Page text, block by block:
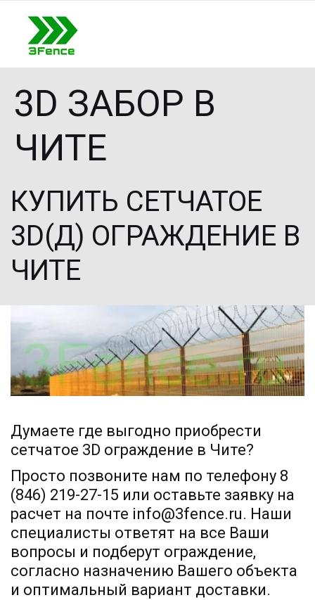
3D ЗАБОР В
ЧИТЕ
КУПИТЬ СЕТЧАТОЕ
3D(Д) ОГРАЖДЕНИЕ В
ЧИТЕ
Думаете где выгодно приобрести
сетчатое 3D ограждение в Чите?
Просто позвоните нам по телефону 8
(846) 219-27-15 или оставьте заявку на
расчет на почте info@3fence.ru. Наши
специалисты ответят на все Ваши
вопросы и подберут ограждение,
согласно назначению Вашего объекта
и оптимальный вариант доставки.